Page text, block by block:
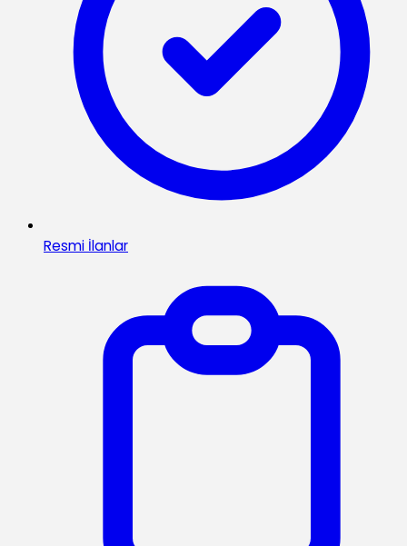
Resmi İlanlar